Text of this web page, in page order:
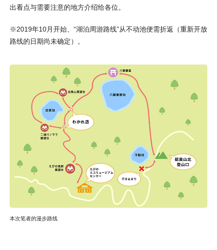
出看点与需要注意的地方介绍给各位。
※2019年10月开始、“湖泊周游路线”从不动池便需折返（重新开放
路线的日期尚未确定）。
本次笔者的漫步路线